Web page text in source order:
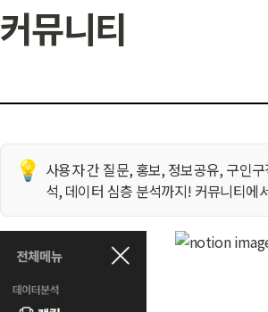
커뮤니티
💡 사용자 간 질문, 홍보, 정보공유, 구인
석, 데이터 심층 분석까지! 커뮤니티에